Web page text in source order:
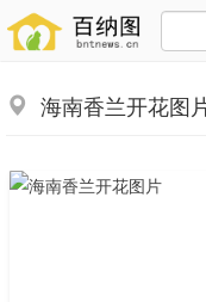
海南香兰开花图